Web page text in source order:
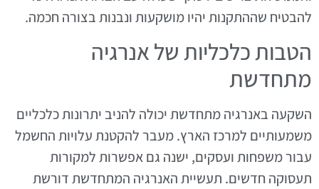
להבטיח שההתקנות יהיו מושקעות ונבנות בצורה חכמה.
הטבות כלכליות של אנרגיה
מתחדשת
השקעה באנרגיה מתחדשת יכולה להניב יתרונות כלכליים
משמעותיים למרכז הארץ. מעבר להקטנת עלויות החשמל
עבור משפחות ועסקים, ישנה גם אפשרות למקורות
תעסוקה חדשים. תעשיית האנרגיה המתחדשת דורשת